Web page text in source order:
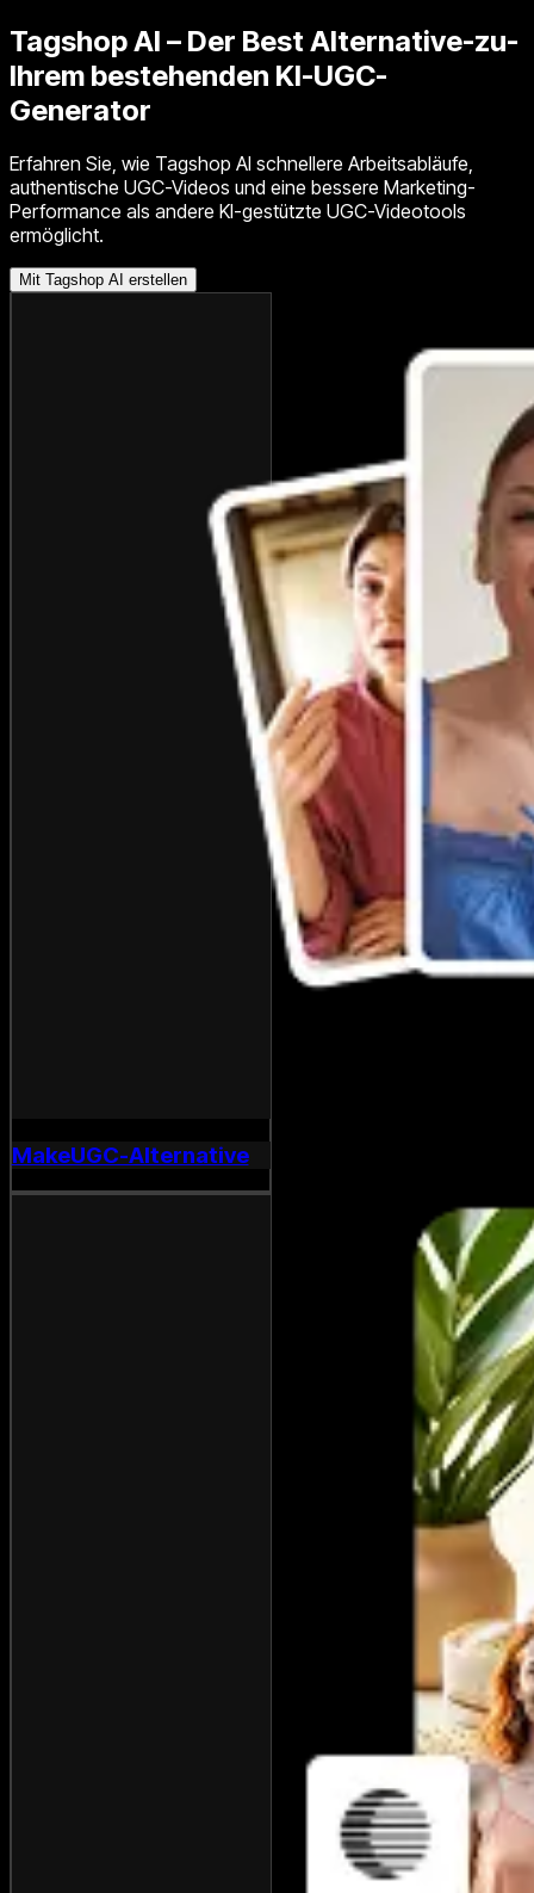
Tagshop AI – Der Best Alternative-zu-
Ihrem bestehenden KI-UGC-
Generator
Erfahren Sie, wie Tagshop AI schnellere Arbeitsabläufe,
authentische UGC-Videos und eine bessere Marketing-
Performance als andere KI-gestützte UGC-Videotools
ermöglicht.
Mit Tagshop AI erstellen
MakeUGC-Alternative